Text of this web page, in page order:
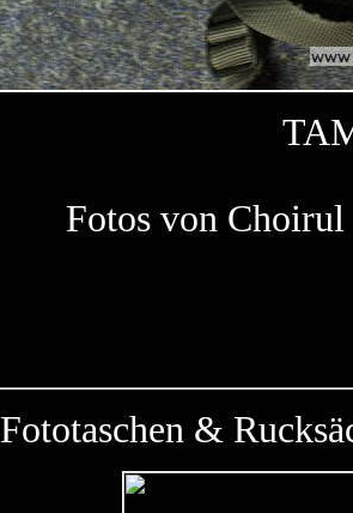
Fotos von
Fototaschen &